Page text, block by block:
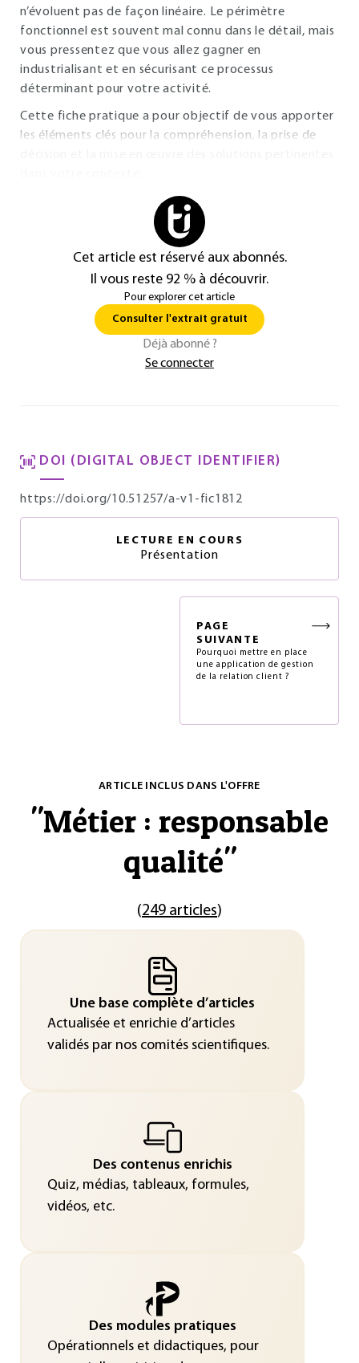
n’évoluent pas de façon linéaire. Le périmètre
fonctionnel est souvent mal connu dans le détail, mais
vous pressentez que vous allez gagner en
industrialisant et en sécurisant ce processus
déterminant pour votre activité.
Cette fiche pratique a pour objectif de vous apporter
les éléments clés pour la compréhension, la prise de
Cet article est réservé aux abonnés.
Il vous reste 92 % à découvrir.
Pour explorer cet article
Consulter l'extrait gratuit
Déjà abonné ?
Se connecter
DOI (DIGITAL OBJECT IDENTIFIER)
https://doi.org/10.51257/a-v1-fic1812
LECTURE EN COURS
Présentation
PAGE
SUIVANTE
Pourquoi mettre en place
une application de gestion
de la relation client ?
ARTICLE INCLUS DANS L'OFFRE
"Métier : responsable
qualité"
(249 articles)
Une base complète d’articles
Actualisée et enrichie d’articles
validés par nos comités scientifiques.
Des contenus enrichis
Quiz, médias, tableaux, formules,
vidéos, etc.
Des modules pratiques
Opérationnels et didactiques, pour